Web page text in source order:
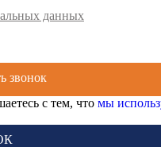
данных
звонок
с тем, что мы